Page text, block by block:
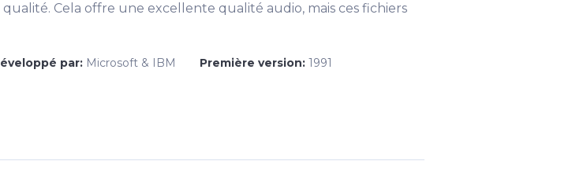
Cela offre une excellente qualité audio, mais ces fichiers
par: Microsoft & IBM Première version: 1991